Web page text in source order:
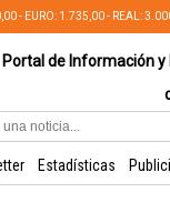
- EURO: 1.735,00 - REAL:
Portal de Información
Estadísticas